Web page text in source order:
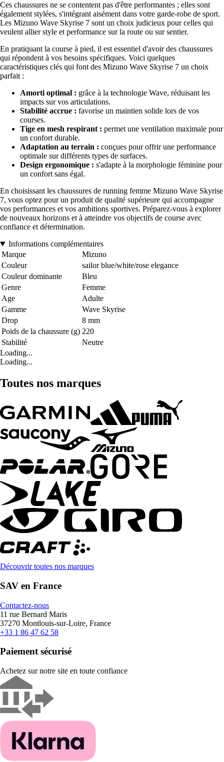
Ces chaussures ne se contentent pas d'être performantes ; elles sont
également stylées, s'intégrant aisément dans votre garde-robe de sport.
Les Mizuno Wave Skyrise 7 sont un choix judicieux pour celles qui
veulent allier style et performance sur la route ou sur sentier.
En pratiquant la course à pied, il est essentiel d'avoir des chaussures
qui répondent à vos besoins spécifiques. Voici quelques
caractéristiques clés qui font des Mizuno Wave Skyrise 7 un choix
parfait :
Amorti optimal : grâce à la technologie Wave, réduisant les
impacts sur vos articulations.
Stabilité accrue : favorise un maintien solide lors de vos
courses.
Tige en mesh respirant : permet une ventilation maximale pour
un confort durable.
Adaptation au terrain : conçues pour offrir une performance
optimale sur différents types de surfaces.
Design ergonomique : s'adapte à la morphologie féminine pour
un confort sans égal.
En choisissant les chaussures de running femme Mizuno Wave Skyrise
7, vous optez pour un produit de qualité supérieure qui accompagne
vos performances et vos ambitions sportives. Préparez-vous à explorer
de nouveaux horizons et à atteindre vos objectifs de course avec
confiance et détermination.
Informations complémentaires
Marque
Mizuno
Couleur
sailor blue/white/rose elegance
Couleur dominante
Bleu
Genre
Femme
Age
Adulte
Gamme
Wave Skyrise
Drop
8 mm
Poids de la chaussure (g) 220
Stabilité
Neutre
Loading...
Loading...
Toutes nos marques
Découvrir toutes nos marques
SAV en France
Contactez-nous
11 rue Bernard Maris
37270 Montlouis-sur-Loire, France
+33 1 86 47 62 58
Paiement sécurisé
Achetez sur notre site en toute confiance